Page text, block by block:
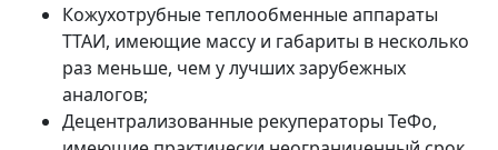
Кожухотрубные теплообменные аппараты
ТТАИ, имеющие массу и габариты в несколько
раз меньше, чем у лучших зарубежных
аналогов;
Децентрализованные рекуператоры ТеФо,